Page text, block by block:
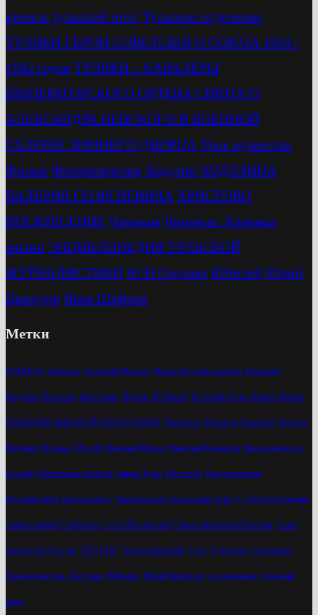
кремль тульский поэт Тульское отделение
ТУЛЯКИ ГЕРОИ СОВЕТСКОГО СОЮЗА 1941–
1942 годов ТУЛЯКИ – КАВАЛЕРЫ
ИМПЕРАТОРСКОГО ОРДЕНА СВЯТОГО
АЛЕКСАНДРА НЕВСКОГО В ВОЕННОЙ
ГАЛЕРЕЕ ЗИМНЕГО ДВОРЦА Урок мужества
Фильм Фоторепортаж Ходулин ХОДУЛИНА
ВАЛЕРИЯ ГЕОРГИЕВИЧА ХРИСТОВО
ВОСКРЕСЕНИЕ Чириков Чириков. Хроника
жизни ЭНЦИКЛОПЕДИЯ ТУЛЬСКОЙ
ЖУРНАЛИСТИКИ Ю.Н.Озерова Юбилей Юрий
Цкипури Яков Шафран
Метки
8 МАРТА Алексин Валерий Маслов Валерий Савостьянов Валерий
Ходулин Встреча Выставка Жуков Из Книги История Тулы Книга Книги
МАКАРОВ НИКОЛАЙ АЛЕКСЕЕВИЧ Макаров Макаров Николай Маслов
Митинг Москва Музей Николай Жуков Николай Макаров Они воевали за
речкой Опалённые войной улицы Тулы Писатель Поздравление
Поздравляем Поздравляет Презентация Приокские зори С Днём Рождения
Савостьянов Собрание Союз Писателей Союза писателей России Союз
писателей России ТРО СПР Трещев Евгений Тула Тульские суворовцы
Урок мужества Ходулин Юбилей Юрий Цкипури справочник тульский
поэт